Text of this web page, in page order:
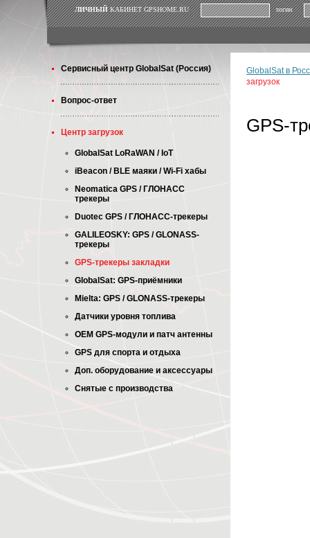
ЛИЧНЫЙКАБИНЕТ GPSHOME.RU логин
Cервисный центр GlobalSat (Россия)
Вопрос-ответ
Центр загрузок
GlobalSat LoRaWAN / IoT
iBeacon / BLE маяки / Wi-Fi хабы
Neomatica GPS / ГЛОНАСС
трекеры
Duotec GPS / ГЛОНАСС-трекеры
GALILEOSKY: GPS / GLONASS-
трекеры
GPS-трекеры закладки
GlobalSat: GPS-приёмники
Mielta: GPS / GLONASS-трекеры
Датчики уровня топлива
OEM GPS-модули и патч антенны
GPS для спорта и отдыха
Доп. оборудование и аксессуары
Снятые с производства
GlobalSat в
загрузок
GPS-